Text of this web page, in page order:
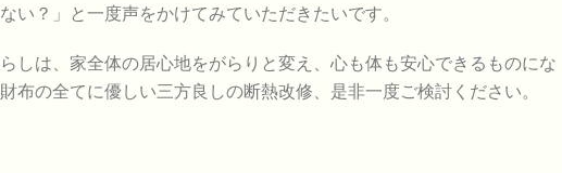
い？」と一度声をかけてみていただきたいです。
しは、家全体の居心地をがらりと変え、心も体も安心できるものにな
布の全てに優しい三方良しの断熱改修、是非一度ご検討ください。